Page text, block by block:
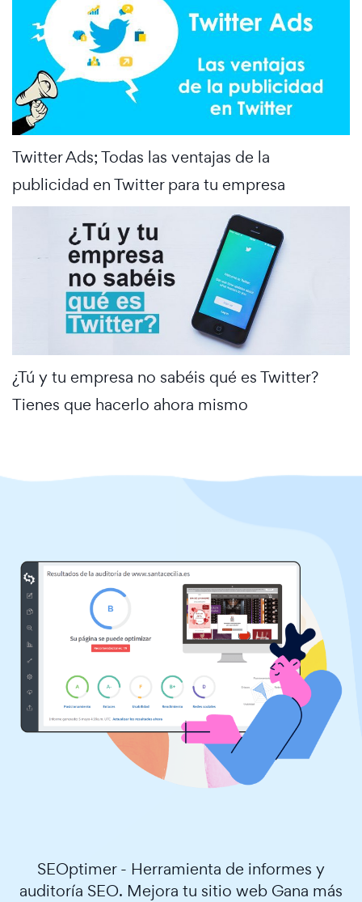
Twitter Ads; Todas las ventajas de la
publicidad en Twitter para tu empresa
¿Tú y tu empresa no sabéis qué es Twitter?
Tienes que hacerlo ahora mismo
SEOptimer - Herramienta de informes y
auditoría SEO. Mejora tu sitio web Gana más